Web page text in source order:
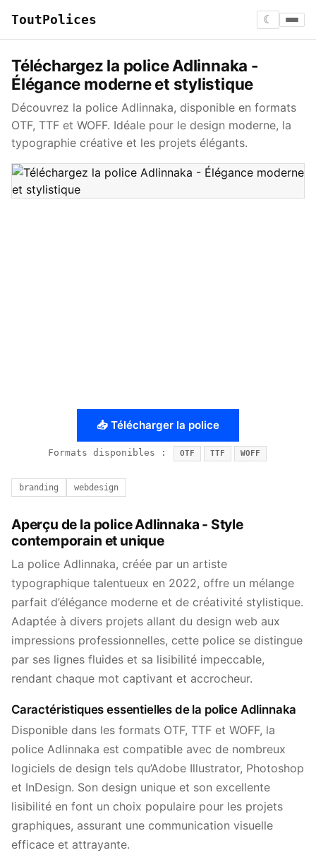
ToutPolices ☾
Téléchargez la police Adlinnaka -
Élégance moderne et stylistique
Découvrez la police Adlinnaka, disponible en formats
OTF, TTF et WOFF. Idéale pour le design moderne, la
typographie créative et les projets élégants.
📥 Télécharger la police
Formats disponibles : OTF TTF WOFF
branding webdesign
Aperçu de la police Adlinnaka - Style
contemporain et unique
La police Adlinnaka, créée par un artiste
typographique talentueux en 2022, offre un mélange
parfait d’élégance moderne et de créativité stylistique.
Adaptée à divers projets allant du design web aux
impressions professionnelles, cette police se distingue
par ses lignes fluides et sa lisibilité impeccable,
rendant chaque mot captivant et accrocheur.
Caractéristiques essentielles de la police Adlinnaka
Disponible dans les formats OTF, TTF et WOFF, la
police Adlinnaka est compatible avec de nombreux
logiciels de design tels qu’Adobe Illustrator, Photoshop
et InDesign. Son design unique et son excellente
lisibilité en font un choix populaire pour les projets
graphiques, assurant une communication visuelle
efficace et attrayante.